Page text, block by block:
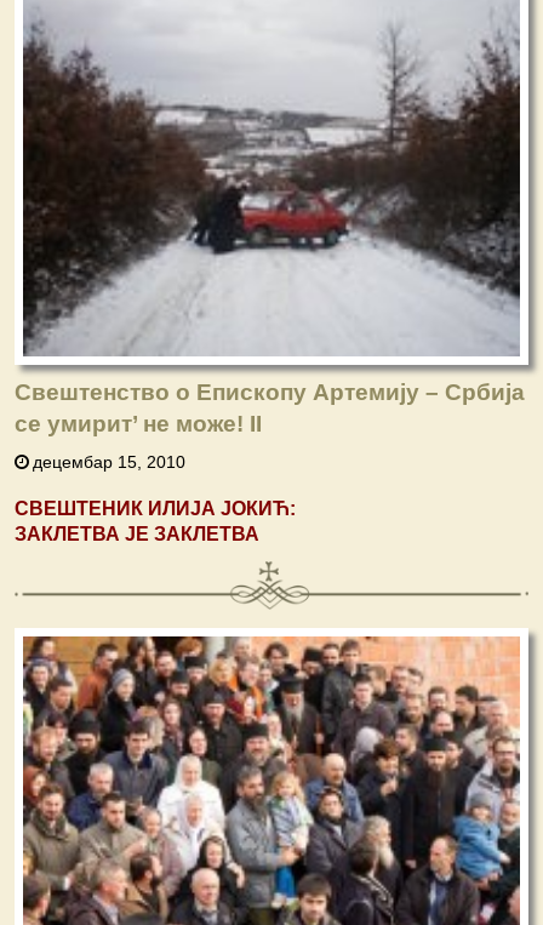
Свештенство о Епископу Артемију – Србија
се умирит’ не може! II
децембар 15, 2010
СВЕШТЕНИК ИЛИЈА ЈОКИЋ:
ЗАКЛЕТВА ЈЕ ЗАКЛЕТВА